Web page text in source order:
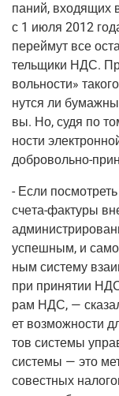
па­ний, вхо­дя­щих
с 1 июля 2012
перей­мут все
тель­щи­ки НДС.
воль­но­сти»
нут­ся ли
вы. Но, судя по
но­сти
доб­ро­воль­но-
- Если
сче­та-фак­ту­ры
успеш­ным, и само
ным систе­му
при при­ня­тии
рам НДС, —
ет воз­мож­но­сти
тов систе­мы
систе­мы — это
со­вест­ных